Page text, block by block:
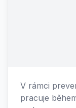
V rámci
pracuje